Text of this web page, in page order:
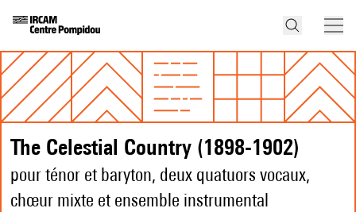
The Celestial Country (1898-1902)
pour ténor et baryton, deux quatuors vocaux,
chœur mixte et ensemble instrumental